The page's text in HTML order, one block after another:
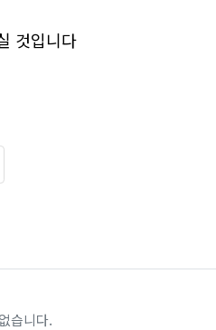
것입니다
공유
습니다.